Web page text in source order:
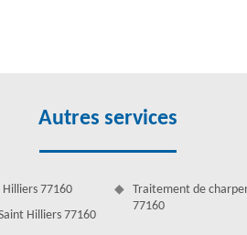
Autres services
77160
Hilliers 77160
Traitement de
77160